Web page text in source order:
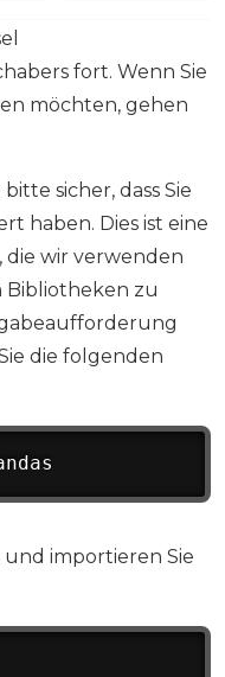
fort. Wenn Sie
möchten, gehen
sicher, dass Sie
haben. Dies ist eine
die wir verwenden
Bibliotheken zu
die folgenden
importieren Sie